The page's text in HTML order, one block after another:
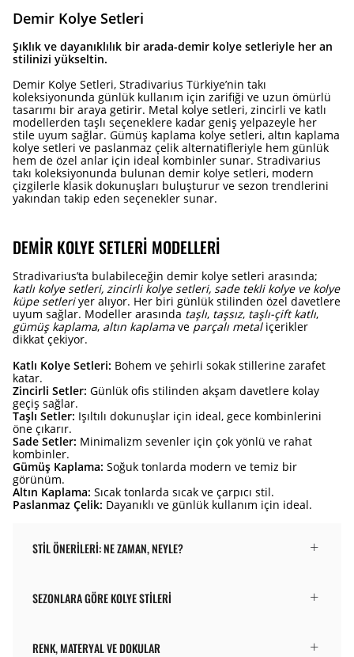
Demir Kolye Setleri
Şıklık ve dayanıklılık bir arada-demir kolye setleriyle her an
stilinizi yükseltin.
Demir Kolye Setleri, Stradivarius Türkiye’nin takı
koleksiyonunda günlük kullanım için zarifiği ve uzun ömürlü
tasarımı bir araya getirir. Metal kolye setleri, zincirli ve katlı
modellerden taşlı seçeneklere kadar geniş yelpazeyle her
stile uyum sağlar. Gümüş kaplama kolye setleri, altın kaplama
kolye setleri ve paslanmaz çelik alternatifleriyle hem günlük
hem de özel anlar için ideal kombinler sunar. Stradivarius
takı koleksiyonunda bulunan demir kolye setleri, modern
çizgilerle klasik dokunuşları buluşturur ve sezon trendlerini
yakından takip eden seçenekler sunar.
DEMIR KOLYE SETLERI MODELLERI
Stradivarius’ta bulabileceğin demir kolye setleri arasında;
katlı kolye setleri, zincirli kolye setleri, sade tekli kolye ve kolye
küpe setleriyer alıyor. Her biri günlük stilinden özel davetlere
uyum sağlar. Modeller arasında taşlı, taşsız, taşlı-çift katlı,
gümüş kaplama, altın kaplama ve parçalı metaliçerikler
dikkat çekiyor.
Katlı Kolye Setleri: Bohem ve şehirli sokak stillerine zarafet
katar.
Zincirli Setler: Günlük ofis stilinden akşam davetlere kolay
geçiş sağlar.
Taşlı Setler: Işıltılı dokunuşlar için ideal, gece kombinlerini
öne çıkarır.
Sade Setler: Minimalizm sevenler için çok yönlü ve rahat
kombinler.
Gümüş Kaplama: Soğuk tonlarda modern ve temiz bir
görünüm.
Altın Kaplama: Sıcak tonlarda sıcak ve çarpıcı stil.
Paslanmaz Çelik: Dayanıklı ve günlük kullanım için ideal.
STIL ÖNERILERI: NE ZAMAN, NEYLE?
SEZONLARA GÖRE KOLYE STILERI
RENK, MATERYAL VE DOKULAR